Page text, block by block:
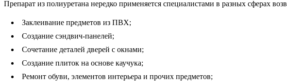
Препарат из полиуретана нередко применяется специалистами в разных сферах
Заклеивание предметов из ПВХ;
Создание сэндвич-панелей;
Сочетание деталей дверей с окнами;
Создание плиток на основе каучука;
Ремонт обуви, элементов интерьера и прочих предметов;